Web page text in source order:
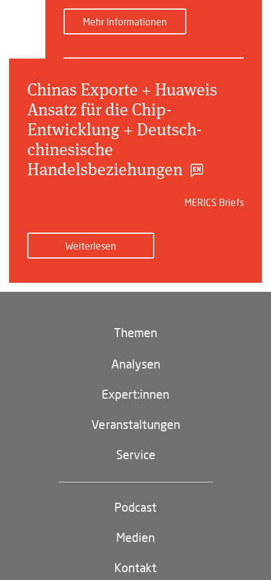
Mehr Informationen
Chinas Exporte + Huaweis
Ansatz für die Chip-
Entwicklung + Deutsch-
chinesische
Handelsbeziehungen
MERICS Briefs
Weiterlesen
Themen
Klima und Umwelt
Digitales China
EU-China
Partei und Staat
navigation)
Analysen
Expert:innen
Veranstaltungen
Service
navigation)
Podcast
Medien
Kontakt